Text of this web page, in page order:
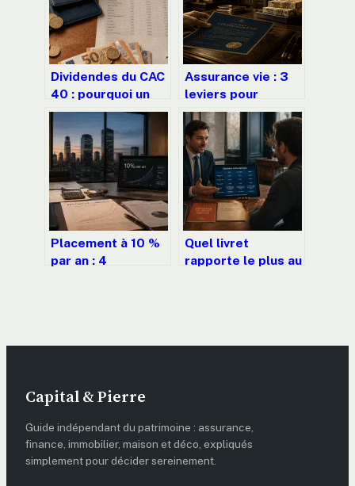
Dividendes du CAC
40 : pourquoi un
rendement élevé
cache souvent un
piège boursier
Assurance vie : 3
leviers pour
optimiser votre
épargne et
comprendre la
fiscalité après 8
ans
Placement à 10 %
par an : 4
Bourse
Quel livret
rapporte le plus au
Capital & Pierre
Guide indépendant du patrimoine : assurance,
finance, immobilier, maison et déco, expliqués
simplement pour décider sereinement.